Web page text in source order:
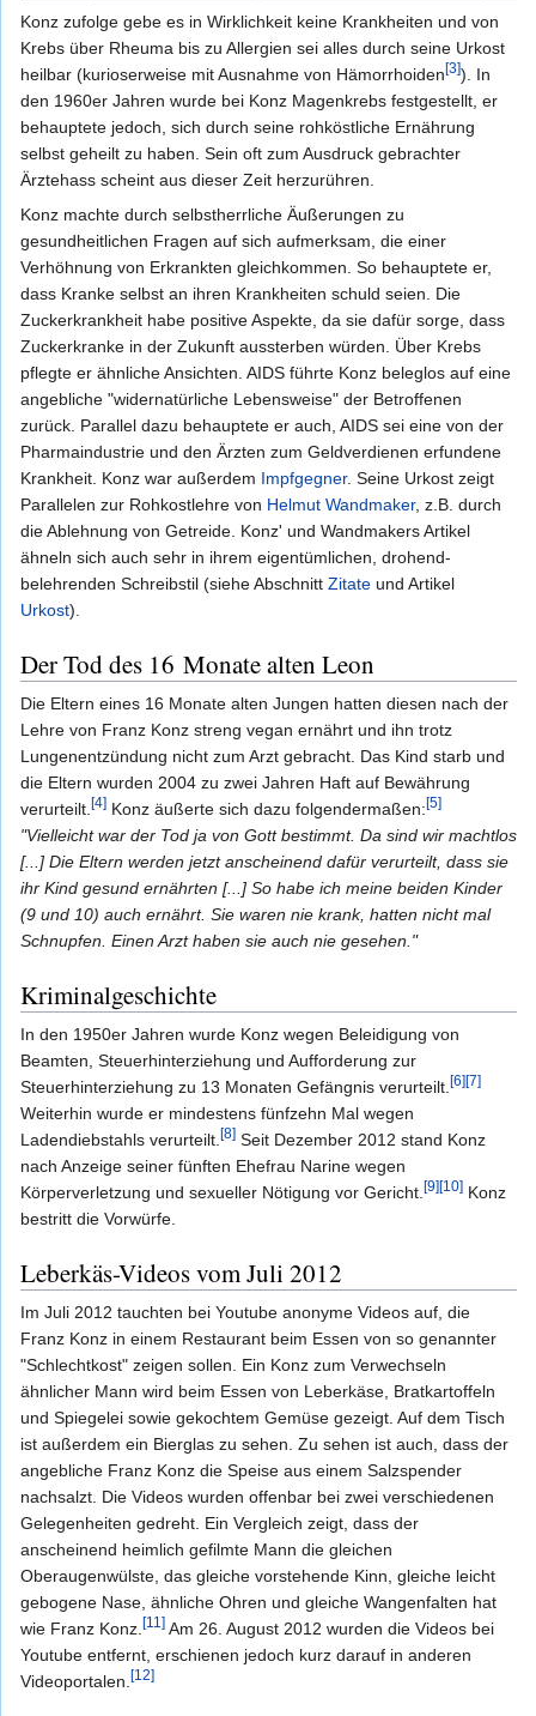
Konz zufolge gebe es in Wirklichkeit keine Krankheiten und von
Krebs über Rheuma bis zu Allergien sei alles durch seine Urkost
heilbar (kurioserweise mit Ausnahme von Hämorrhoiden[3]). In
den 1960er Jahren wurde bei Konz Magenkrebs festgestellt, er
behauptete jedoch, sich durch seine rohköstliche Ernährung
selbst geheilt zu haben. Sein oft zum Ausdruck gebrachter
Ärztehass scheint aus dieser Zeit herzurühren.
Konz machte durch selbstherrliche Äußerungen zu
gesundheitlichen Fragen auf sich aufmerksam, die einer
Verhöhnung von Erkrankten gleichkommen. So behauptete er,
dass Kranke selbst an ihren Krankheiten schuld seien. Die
Zuckerkrankheit habe positive Aspekte, da sie dafür sorge, dass
Zuckerkranke in der Zukunft aussterben würden. Über Krebs
pflegte er ähnliche Ansichten. AIDS führte Konz beleglos auf eine
angebliche "widernatürliche Lebensweise" der Betroffenen
zurück. Parallel dazu behauptete er auch, AIDS sei eine von der
Pharmaindustrie und den Ärzten zum Geldverdienen erfundene
Krankheit. Konz war außerdem Impfgegner. Seine Urkost zeigt
Parallelen zur Rohkostlehre von Helmut Wandmaker, z.B. durch
die Ablehnung von Getreide. Konz' und Wandmakers Artikel
ähneln sich auch sehr in ihrem eigentümlichen, drohend-
belehrenden Schreibstil (siehe Abschnitt Zitate und Artikel
Urkost).
Der Tod des 16 Monate alten Leon
Die Eltern eines 16 Monate alten Jungen hatten diesen nach der
Lehre von Franz Konz streng vegan ernährt und ihn trotz
Lungenentzündung nicht zum Arzt gebracht. Das Kind starb und
die Eltern wurden 2004 zu zwei Jahren Haft auf Bewährung
verurteilt. [4] Konz äußerte sich dazu folgendermaßen:[5]
"Vielleicht war der Tod ja von Gott bestimmt. Da sind wir machtlos
[...] Die Eltern werden jetzt anscheinend dafür verurteilt, dass sie
ihr Kind gesund ernährten [...] So habe ich meine beiden Kinder
(9 und 10) auch ernährt. Sie waren nie krank, hatten nicht mal
Schnupfen. Einen Arzt haben sie auch nie gesehen."
Kriminalgeschichte
In den 1950er Jahren wurde Konz wegen Beleidigung von
Beamten, Steuerhinterziehung und Aufforderung zur
Steuerhinterziehung zu 13 Monaten Gefängnis verurteilt. [6][7]
Weiterhin wurde er mindestens fünfzehn Mal wegen
Ladendiebstahls verurteilt. [8] Seit Dezember 2012 stand Konz
nach Anzeige seiner fünften Ehefrau Narine wegen
Körperverletzung und sexueller Nötigung vor Gericht. [9][10] Konz
bestritt die Vorwürfe.
Leberkäs-Videos vom Juli 2012
Im Juli 2012 tauchten bei Youtube anonyme Videos auf, die
Franz Konz in einem Restaurant beim Essen von so genannter
"Schlechtkost" zeigen sollen. Ein Konz zum Verwechseln
ähnlicher Mann wird beim Essen von Leberkäse, Bratkartoffeln
und Spiegelei sowie gekochtem Gemüse gezeigt. Auf dem Tisch
ist außerdem ein Bierglas zu sehen. Zu sehen ist auch, dass der
angebliche Franz Konz die Speise aus einem Salzspender
nachsalzt. Die Videos wurden offenbar bei zwei verschiedenen
Gelegenheiten gedreht. Ein Vergleich zeigt, dass der
anscheinend heimlich gefilmte Mann die gleichen
Oberaugenwülste, das gleiche vorstehende Kinn, gleiche leicht
gebogene Nase, ähnliche Ohren und gleiche Wangenfalten hat
wie Franz Konz. [11] Am 26. August 2012 wurden die Videos bei
Youtube entfernt, erschienen jedoch kurz darauf in anderen
Videoportalen. [12]